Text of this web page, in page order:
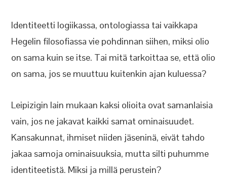
Identiteetti logiikassa, ontologiassa tai vaikkapa
Hegelin filosofiassa vie pohdinnan siihen, miksi olio
on sama kuin se itse. Tai mitä tarkoittaa se, että olio
on sama, jos se muuttuu kuitenkin ajan kuluessa?
Leipizigin lain mukaan kaksi olioita ovat samanlaisia
vain, jos ne jakavat kaikki samat ominaisuudet.
Kansakunnat, ihmiset niiden jäseninä, eivät tahdo
jakaa samoja ominaisuuksia, mutta silti puhumme
identiteetistä. Miksi ja millä perustein?